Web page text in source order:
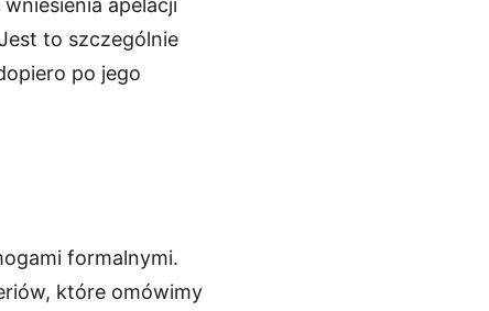
to szczególnie
po jego
formalnymi.
które omówimy